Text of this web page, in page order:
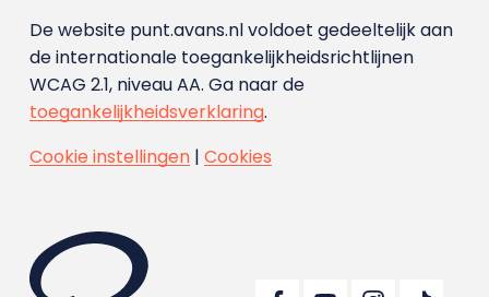
De website punt.avans.nl voldoet gedeeltelijk aan
de internationale toegankelijkheidsrichtlijnen
WCAG 2.1, niveau AA. Ga naar de
toegankelijkheidsverklaring.
Cookie instellingen| Cookies